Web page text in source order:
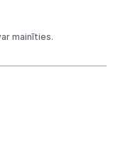
mainīties.